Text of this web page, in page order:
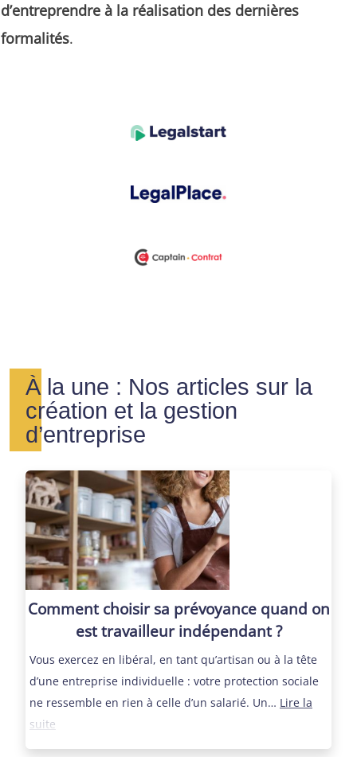
d’entreprendre à la réalisation des dernières
formalités.
À la une : Nos articles sur la
création et la gestion
d’entreprise
Comment choisir sa prévoyance quand on
est travailleur indépendant ?
Vous exercez en libéral, en tant qu’artisan ou à la tête
d’une entreprise individuelle : votre protection sociale
ne ressemble en rien à celle d’un salarié. Un… Lire la
suite